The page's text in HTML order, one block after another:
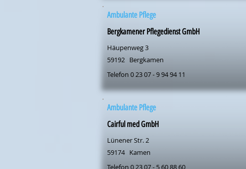
Ambulante Pflege
Bergkamener Pflegedienst GmbH
Häupenweg 3
59192 Bergkamen
Telefon 0 23 07 - 9 94 94 11
Ambulante Pflege
Cairful med GmbH
Lünener Str. 2
59174 Kamen
Telefon 0 23 07 - 5 60 88 60